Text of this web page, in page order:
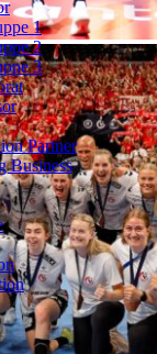
1
2
3
Partner
Business